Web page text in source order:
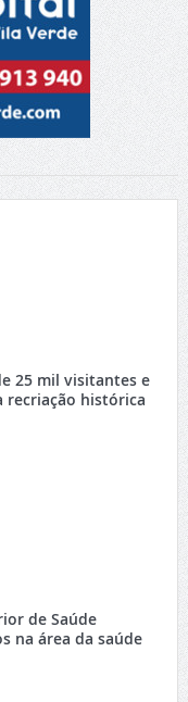
25 mil visitantes e
recriação histórica
de Saúde
na área da saúde